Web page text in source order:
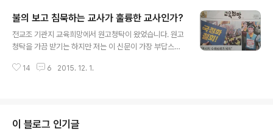
S-A-B로 바뀌었지만...) 그렇다면 어떤 교사가 ‘C받이 교
사’일까? 평가자인 교장에게 미운 살이 박힌 교사.. 그는 단
골 ‘C받이 교사’다. 객관적인 평가가 이루어지지지 않는 학
평가(근평)란 ‘조직구성원의 근무실적·근무 수행 능력·근무
불의 보고 침묵하는 교사가 훌륭한 교사인가?
전교조 기관지 교육희망에서 원고청탁이 왔었습니다. 원고
청탁을 가끔 받기는 하지만 저는 이 신문이 가장 부답스럽
하고 신경이 쓰입니다... 이 신문은 전국 초중고등학교에 모
배포돼 선생님들에게 읽히고 있을 것입니다. 교육희망 바
로가기 국정교과서 고시확정 후 나라가 온통 교과서 신드
14 6 2015. 12. 1.
이 블로그 인기글